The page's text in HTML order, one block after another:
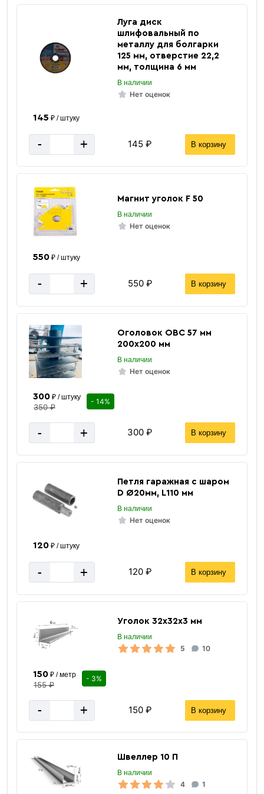
Луга диск
шлифовальный по
металлу для болгарки
125 мм, отверстие 22,2
мм, толщина 6 мм
В наличии
Нет оценок
145 ₽ / штуку
- + 145 ₽ В корзину
Магнит уголок F 50
В наличии
Нет оценок
550₽ / штуку
- + 550 ₽ В корзину
Оголовок ОВС 57 мм
200х200 мм
В наличии
Нет оценок
300₽ / штуку
350 ₽
- 14%
- + 300 ₽ В корзину
Петля гаражная с шаром
D Ø20мм, L110 мм
В наличии
Нет оценок
120₽ / штуку
- + 120 ₽ В корзину
Уголок 32х32х3 мм
В наличии
5 10
150₽ / метр
155 ₽
- 3%
- + 150 ₽ В корзину
Швеллер 10 П
В наличии
4 1
Квадратная
Цвет Серый
Размер 50х50х4 мм
Вес 1 метра 5.56 кг
Вес погонного метра, тн
Метров в 1 тонне
Количество штук в 1 тонне
Вес одной штуки (6 м) кг
Вес 6 метр, тн 0.0334 тн